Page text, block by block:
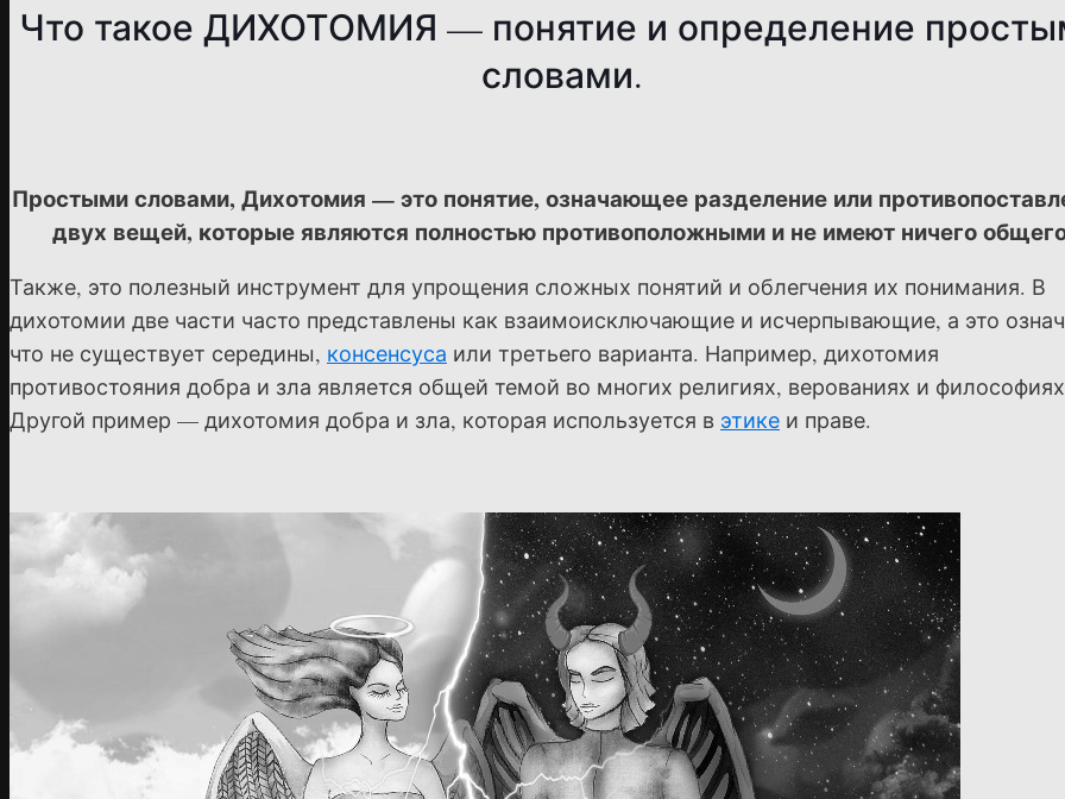
Что такое ДИХОТОМИЯ — понятие и определение
словами.
Простыми словами, Дихотомия — это понятие, означающее разделение или
двух вещей, которые являются полностью противоположными и не имеют ничего
Также, это полезный инструмент для упрощения сложных понятий и облегчения их понимания. В
дихотомии две части часто представлены как взаимоисключающие и исчерпывающие, а это
что не существует середины, консенсуса или третьего варианта. Например, дихотомия
противостояния добра и зла является общей темой во многих религиях, верованиях и
Другой пример — дихотомия добра и зла, которая используется в этике и праве.